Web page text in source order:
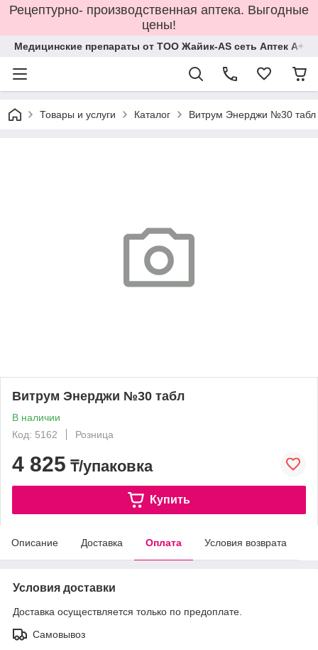
Рецептурно- производственная аптека. Выгодные
цены!
Медицинские препараты от ТОО Жайик-AS сеть Аптек А+
Товары и услуги Каталог Витрум Энерджи №30 табл
Витрум Энерджи №30 табл
В наличии
Код: 5162
Розница
4 825 ₸/упаковка
Купить
Описание Доставка Оплата Условия возврата
Условия доставки
Доставка осуществляется только по предоплате.
Самовывоз